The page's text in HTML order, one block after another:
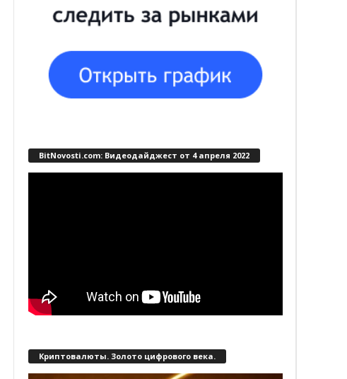
BitNovosti.com: Видеодайджест от 4 апреля 2022
Криптовалюты. Золото цифрового века.